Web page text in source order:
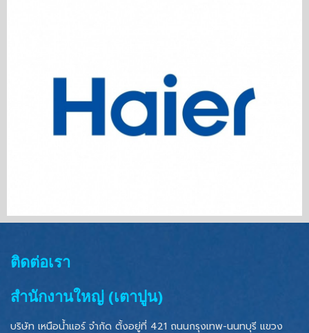
ติดต่อเรา
สำนักงานใหญ่ (เตาปูน)
บริษัท เหนือน้ำแอร์ จำกัด ตั้งอยู่ที่ 421 ถนนกรุงเทพ-นนทบุรี แขวง